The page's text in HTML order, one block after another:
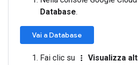
Database.
Vai a Database
Fai clic su more_vert Visualizza